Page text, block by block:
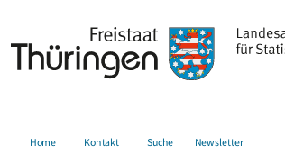
Home Kontakt Suche Newsletter